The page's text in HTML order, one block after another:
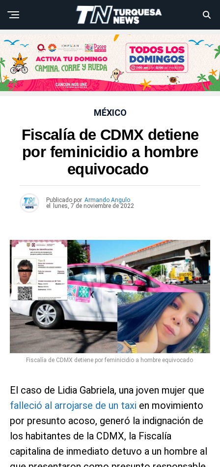
MÉXICO
Fiscalía de CDMX detiene
por feminicidio a hombre
equivocado
Publicado por Armando Angulo
el
lunes, 7 de noviembre de 2022
Fiscalía de CDMX detiene por feminicidio a hombre equivocado
El caso de Lidia Gabriela, una joven mujer que
falleció al arrojarse de un taxi en movimiento
por presunto acoso, generó la indignación de
los habitantes de la CDMX, la Fiscalía
capitalina de inmediato detuvo a un hombre al